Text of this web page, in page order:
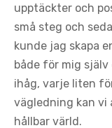
upptäckter och
små steg och
kunde jag skapa
både för mig
ihåg, varje liten
vägledning kan vi
hållbar värld.